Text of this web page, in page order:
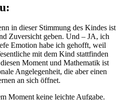
in dieser Stimmung des Kindes ist
Zuversicht geben. Und – JA, ich
Emotion habe ich gehofft, weil
mit dem Kind stattfinden
Moment und Mathematik ist
Angelegenheit, die aber einen
an sich öffnet.
Moment keine leichte Aufgabe.